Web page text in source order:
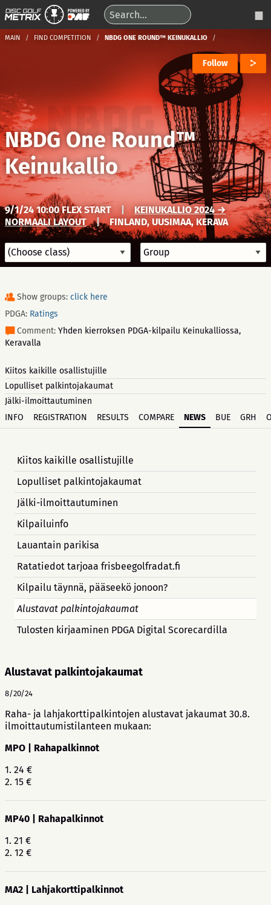
MAIN FIND COMPETITION NBDG ONE ROUND™ KEINUKALLIO
Follow
NBDG One Round™
Keinukallio
9/1/24 10:00 FLEX START
KEINUKALLIO 2024 →
NORMAALI LAYOUT
| FINLAND, UUSIMAA, KERAVA
Show groups: click here
PDGA: Ratings
Comment: Yhden kierroksen PDGA-kilpailu Keinukalliossa,
Keravalla
Kiitos kaikille osallistujille
Lopulliset palkintojakaumat
Jälki-ilmoittautuminen
INFO
REGISTRATION RESULTS COMPARE NEWS BUE GRH
Kiitos kaikille osallistujille
Lopulliset palkintojakaumat
Jälki-ilmoittautuminen
Kilpailuinfo
Lauantain parikisa
Ratatiedot tarjoaa frisbeegolfradat.fi
Kilpailu täynnä, pääseekö jonoon?
Alustavat palkintojakaumat
Tulosten kirjaaminen PDGA Digital Scorecardilla
Alustavat palkintojakaumat
8/20/24
Raha- ja lahjakorttipalkintojen alustavat jakaumat 30.8.
ilmoittautumistilanteen mukaan:
MPO | Rahapalkinnot
1. 24 €
2. 15 €
MP40 | Rahapalkinnot
1. 21 €
2. 12 €
MA2 | Lahjakorttipalkinnot